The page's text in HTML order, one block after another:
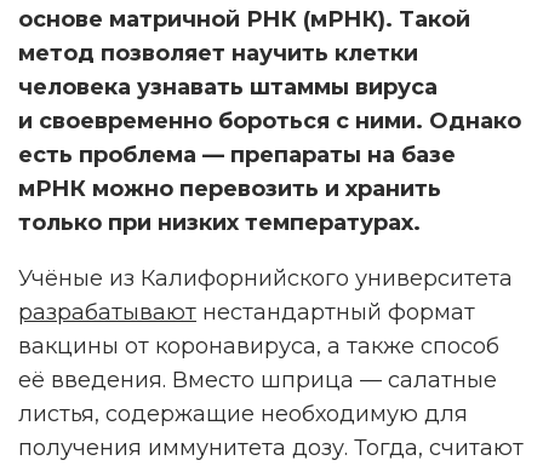
основе матричной РНК (мРНК). Такой
метод позволяет научить клетки
человека узнавать штаммы вируса
и своевременно бороться с ними. Однако
есть проблема — препараты на базе
мРНК можно перевозить и хранить
только при низких температурах.
Учёные из Калифорнийского университета
разрабатывают нестандартный формат
вакцины от коронавируса, а также способ
её введения. Вместо шприца — салатные
листья, содержащие необходимую для
получения иммунитета дозу. Тогда, считают